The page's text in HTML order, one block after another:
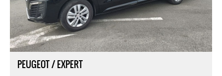
PEUGEOT / EXPERT